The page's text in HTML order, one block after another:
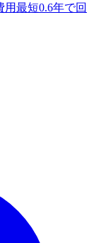
最短0.6年で回